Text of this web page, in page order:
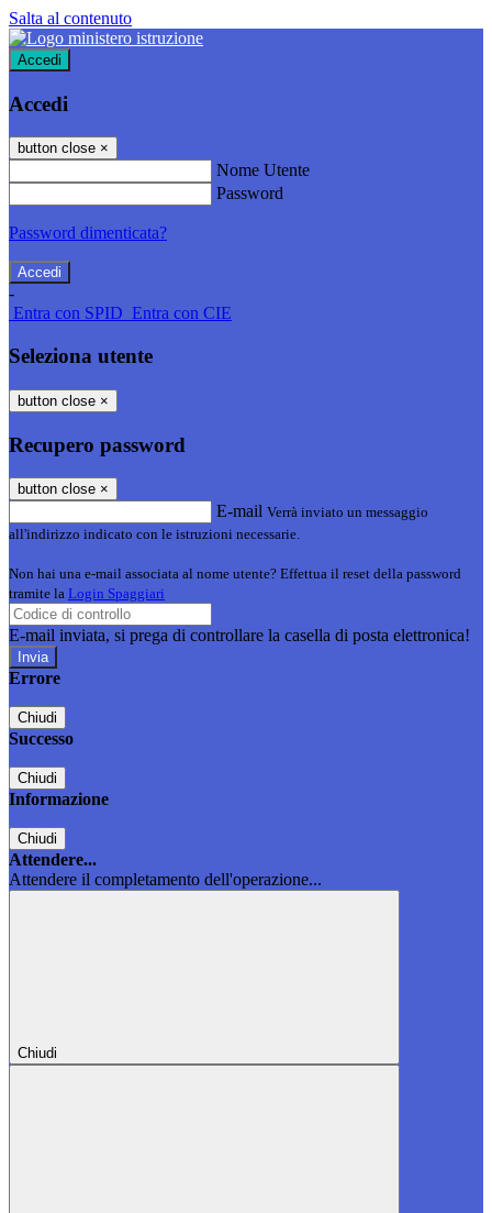
Salta al contenuto
Accedi
Accedi
button close ×
Nome Utente
Password
Password dimenticata?
-
Entra con SPID Entra con CIE
Seleziona utente
button close ×
Recupero password
button close ×
E-mail Verrà inviato un messaggio
all'indirizzo indicato con le istruzioni necessarie.
Non hai una e-mail associata al nome utente? Effettua il reset della password
tramite la Login Spaggiari
E-mail inviata, si prega di controllare la casella di posta elettronica!
Errore
Chiudi
Successo
Chiudi
Informazione
Chiudi
Attendere...
Attendere il completamento dell'operazione...
Chiudi